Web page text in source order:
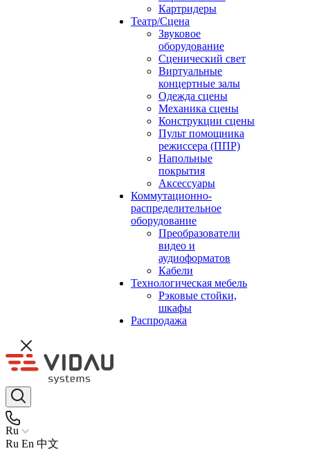
Картридеры
Театр/Сцена
Звуковое
оборудование
Сценический свет
Виртуальные
концертные залы
Одежда сцены
Механика сцены
Конструкции сцены
Пульт помощника
режиссера (ППР)
Напольные
покрытия
Аксессуары
Коммутационно-
распределительное
оборудование
Преобразователи
видео и
аудиоформатов
Кабели
Технологическая мебель
Рэковые стойки,
шкафы
Распродажа
Ru
Ru En 中文